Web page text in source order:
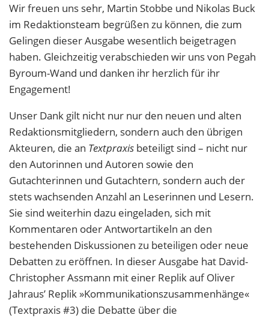
Wir freuen uns sehr, Martin Stobbe und Nikolas Buck
im Redaktionsteam begrüßen zu können, die zum
Gelingen dieser Ausgabe wesentlich beigetragen
haben. Gleichzeitig verabschieden wir uns von Pegah
Byroum-Wand und danken ihr herzlich für ihr
Engagement!
Unser Dank gilt nicht nur nur den neuen und alten
Redaktionsmitgliedern, sondern auch den übrigen
Akteuren, die an Textpraxis beteiligt sind – nicht nur
den Autorinnen und Autoren sowie den
Gutachterinnen und Gutachtern, sondern auch der
stets wachsenden Anzahl an Leserinnen und Lesern.
Sie sind weiterhin dazu eingeladen, sich mit
Kommentaren oder Antwortartikeln an den
bestehenden Diskussionen zu beteiligen oder neue
Debatten zu eröffnen. In dieser Ausgabe hat David-
Christopher Assmann mit einer Replik auf Oliver
Jahraus’ Replik »Kommunikationszusammenhänge«
(Textpraxis #3) die Debatte über die